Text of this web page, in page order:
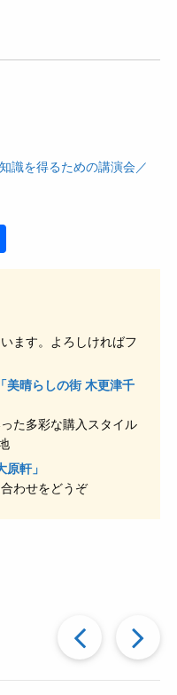
識を得るための講演会／
有
ます。よろしければフ
美晴らしの街 木更津千
た多彩な購入スタイル
軒」
わせをどうぞ
過